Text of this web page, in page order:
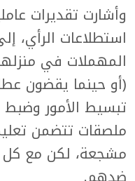
وأشارت تقديرات
استطلاعات الرأي،
المهملات في
(أو حينما يقضون
تبسيط الأمور
ملصقات تتضمن
مشجعة، لكن مع كل